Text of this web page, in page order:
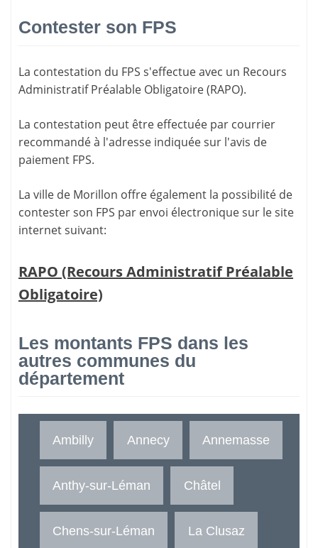
Contester son FPS
La contestation du FPS s'effectue avec un Recours
Administratif Préalable Obligatoire (RAPO).
La contestation peut être effectuée par courrier
recommandé à l'adresse indiquée sur l'avis de
paiement FPS.
La ville de Morillon offre également la possibilité de
contester son FPS par envoi électronique sur le site
internet suivant:
RAPO (Recours Administratif Préalable
Obligatoire)
Les montants FPS dans les
autres communes du
département
Ambilly Annecy Annemasse
Anthy-sur-Léman Châtel
Chens-sur-Léman La Clusaz